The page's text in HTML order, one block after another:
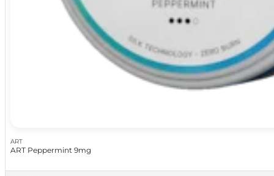
ART
ART Peppermint 9mg